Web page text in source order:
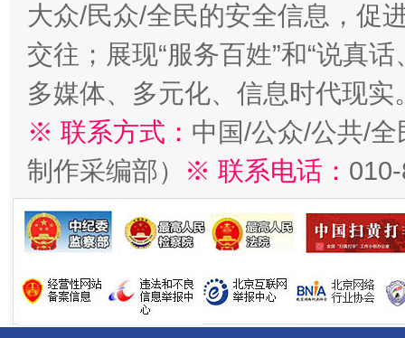
大众/民众/全民的安全信息，促
交往；展现“服务百姓”和“说真
多媒体、多元化、信息时代现实
※ 联系方式： 中国/公众/公共/
制作采编部）
※ 联系电话：